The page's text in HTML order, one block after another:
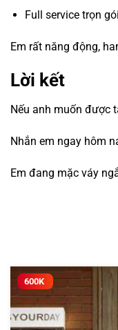
Full service trọn
Em rất năng động,
Lời kết
Nếu anh muốn được
Nhắn em ngay hôm
Em đang mặc váy
600K